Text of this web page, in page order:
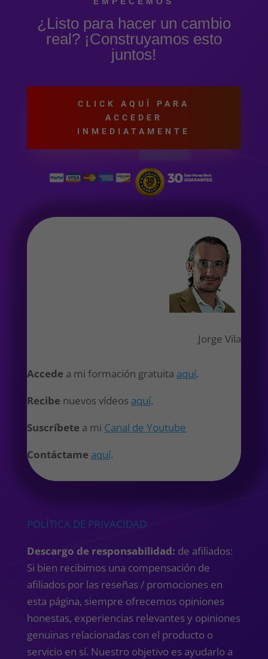
¿Listo para hacer un cambio
real? ¡Construyamos esto
juntos!
CLICK AQUÍ PARA
ACCEDER
INMEDIATAMENTE
Jorge Vila
Accede a mi formación gratuita aquí.
Recibe nuevos vídeos aquí.
Suscríbete a mi Canal de Youtube
Contáctame aquí.
POLÍTICA DE PRIVACIDAD
Descargo de responsabilidad: de afiliados:
Si bien recibimos una compensación de
afiliados por las reseñas / promociones en
esta página, siempre ofrecemos opiniones
honestas, experiencias relevantes y opiniones
genuinas relacionadas con el producto o
servicio en sí. Nuestro objetivo es ayudarlo a